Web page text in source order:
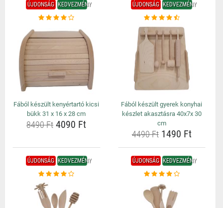
ÚJDONSÁG KEDVEZMÉNY
Fából készült kenyértartó kicsi
bükk 31 x 16 x 28 cm
8490 Ft4090 Ft
ÚJDONSÁG KEDVEZMÉNY
Fából készült gyerek konyhai
készlet akasztásra 40x7x 30
cm
4490 Ft1490 Ft
ÚJDONSÁG KEDVEZMÉNY ÚJDONSÁG KEDVEZMÉNY